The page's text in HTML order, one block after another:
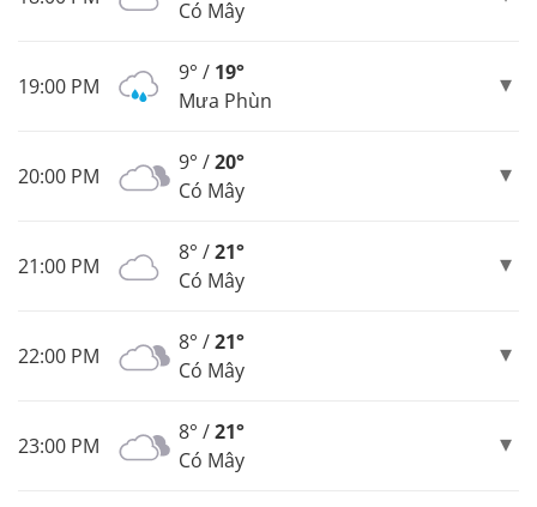
Có Mây
19:00 PM
9° / 19°
Mưa Phùn
20:00 PM
9° /20°
Có Mây
21:00 PM
8° /21°
Có Mây
22:00 PM
8° /21°
Có Mây
23:00 PM
8° /21°
Có Mây